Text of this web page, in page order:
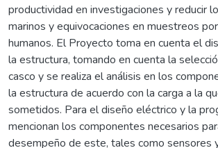
productividad en investigaciones y reducir
marinos y equivocaciones en muestreos
humanos. El Proyecto toma en cuenta el
la estructura, tomando en cuenta la
casco y se realiza el análisis en los
la estructura de acuerdo con la carga a la
sometidos. Para el diseño eléctrico y la
mencionan los componentes necesarios
desempeño de este, tales como sensores